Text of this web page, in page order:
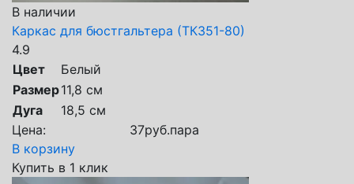
В наличии
Каркас для бюстгальтера (ТК351-80)
4.9
Цвет
Белый
Размер11,8 см
Дуга
18,5 см
Цена:
37руб.пара
В корзину
Купить в 1 клик